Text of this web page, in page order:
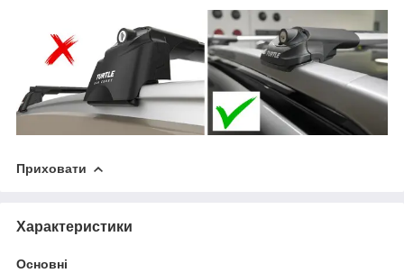
Приховати
Характеристики
Основні